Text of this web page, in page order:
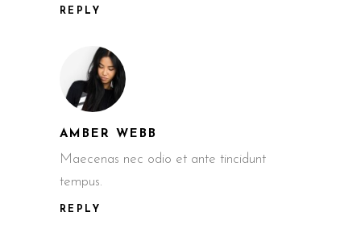
REPLY
AMBER WEBB
Maecenas nec odio et ante tincidunt
tempus.
REPLY